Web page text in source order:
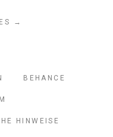
→
BEHANCE
HINWEISE